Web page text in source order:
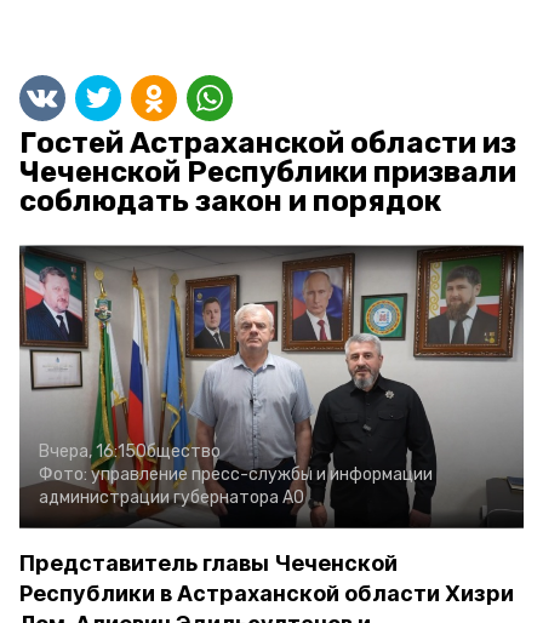
Гостей Астраханской области из
Чеченской Республики призвали
соблюдать закон и порядок
Вчера, 16:15Общество
Фото: управление пресс-службы и информации
администрации губернатора АО
Представитель главы Чеченской
Республики в Астраханской области Хизри